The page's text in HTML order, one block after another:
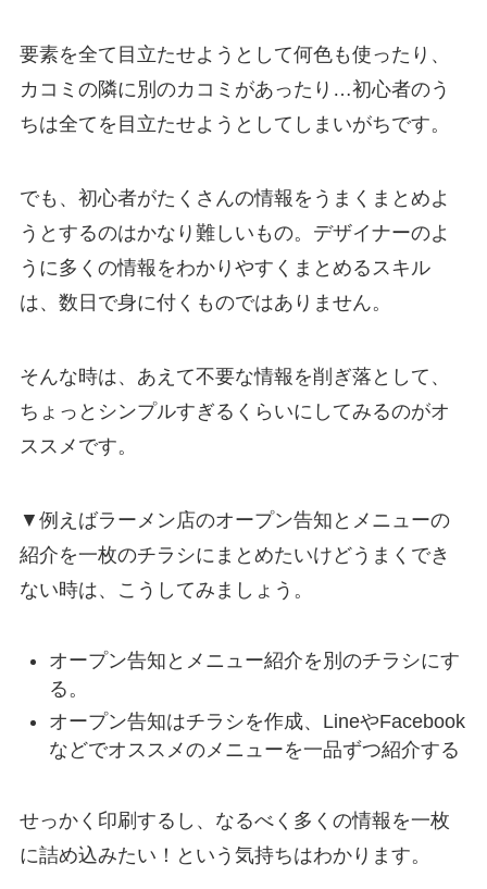
要素を全て目立たせようとして何色も使ったり、
カコミの隣に別のカコミがあったり…初心者のう
ちは全てを目立たせようとしてしまいがちです。
でも、初心者がたくさんの情報をうまくまとめよ
うとするのはかなり難しいもの。デザイナーのよ
うに多くの情報をわかりやすくまとめるスキル
は、数日で身に付くものではありません。
そんな時は、あえて不要な情報を削ぎ落として、
ちょっとシンプルすぎるくらいにしてみるのがオ
ススメです。
▼例えばラーメン店のオープン告知とメニューの
紹介を一枚のチラシにまとめたいけどうまくでき
ない時は、こうしてみましょう。
オープン告知とメニュー紹介を別のチラシにす
る。
オープン告知はチラシを作成、LineやFacebook
などでオススメのメニューを一品ずつ紹介する
せっかく印刷するし、なるべく多くの情報を一枚
に詰め込みたい！という気持ちはわかります。